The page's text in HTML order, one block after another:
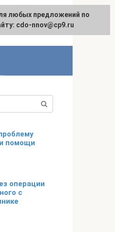
помощи
операции
с
любых предложений по
cdo-nnov@cp9.ru